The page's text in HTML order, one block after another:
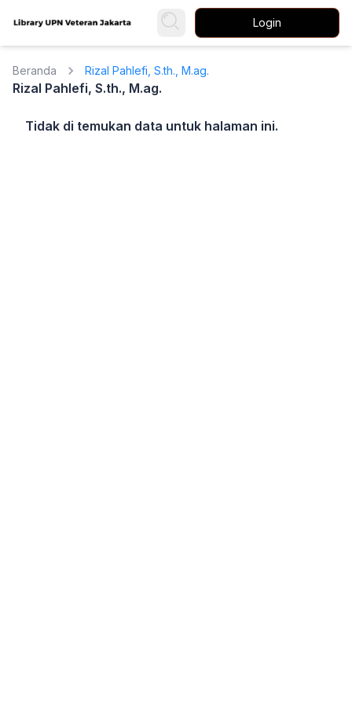
Login
Beranda Rizal Pahlefi, S.th., M.ag.
Rizal Pahlefi, S.th., M.ag.
Tidak di temukan data untuk halaman ini.